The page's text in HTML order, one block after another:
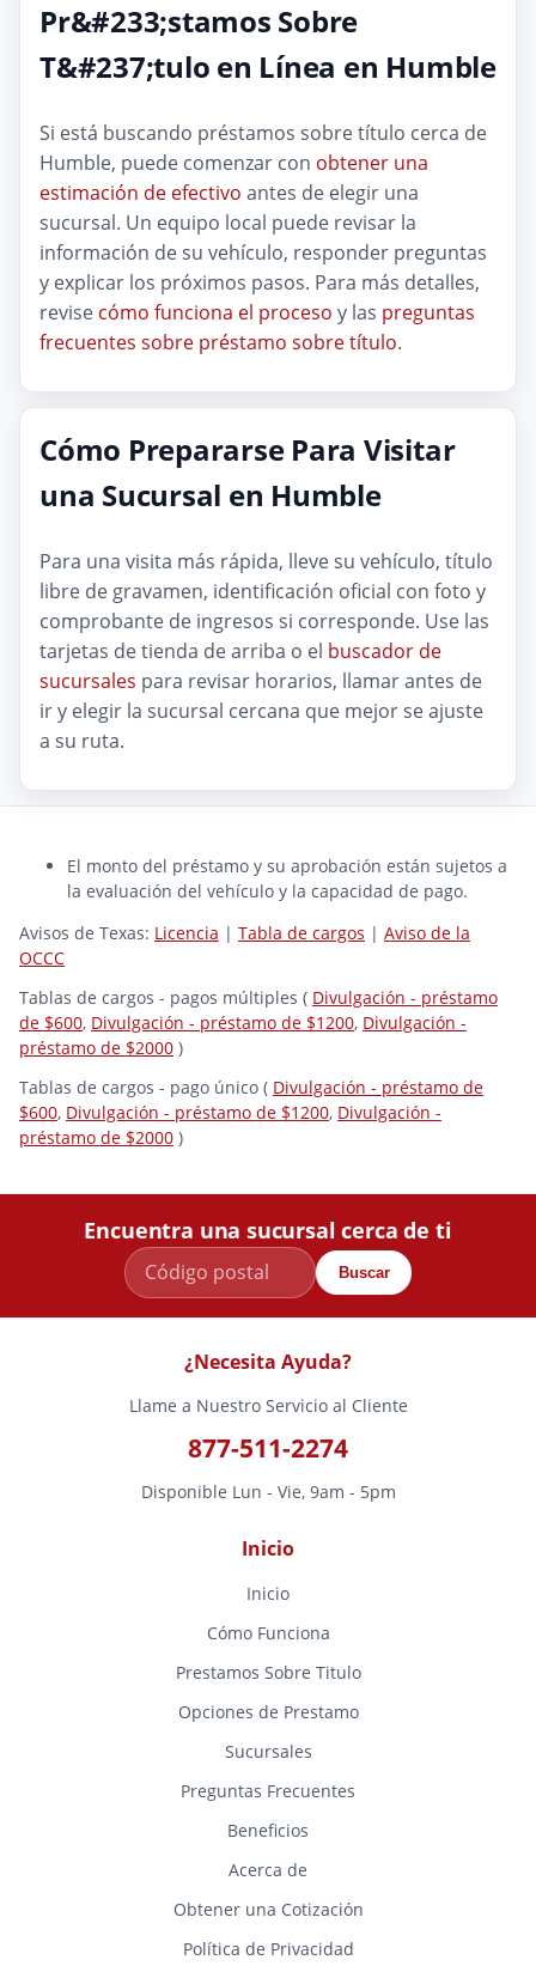
Pr&#233;stamos Sobre
T&#237;tulo en Línea en Humble
Si está buscando préstamos sobre título cerca de
Humble, puede comenzar con obtener una
estimación de efectivo antes de elegir una
sucursal. Un equipo local puede revisar la
información de su vehículo, responder preguntas
y explicar los próximos pasos. Para más detalles,
revise cómo funciona el proceso y las preguntas
frecuentes sobre préstamo sobre título.
Cómo Prepararse Para Visitar
una Sucursal en Humble
Para una visita más rápida, lleve su vehículo, título
libre de gravamen, identificación oficial con foto y
comprobante de ingresos si corresponde. Use las
tarjetas de tienda de arriba o el buscador de
sucursales para revisar horarios, llamar antes de
ir y elegir la sucursal cercana que mejor se ajuste
a su ruta.
El monto del préstamo y su aprobación están sujetos a
la evaluación del vehículo y la capacidad de pago.
Avisos de Texas: Licencia | Tabla de cargos | Aviso de la
OCCC
Tablas de cargos - pagos múltiples ( Divulgación - préstamo
de $600, Divulgación - préstamo de $1200, Divulgación -
préstamo de $2000 )
Tablas de cargos - pago único ( Divulgación - préstamo de
$600, Divulgación - préstamo de $1200, Divulgación -
préstamo de $2000 )
Encuentra una sucursal cerca de ti
Buscar
¿Necesita Ayuda?
Llame a Nuestro Servicio al Cliente
877-511-2274
Disponible Lun - Vie, 9am - 5pm
Inicio
Inicio
Cómo Funciona
Prestamos Sobre Titulo
Opciones de Prestamo
Sucursales
Preguntas Frecuentes
Beneficios
Acerca de
Obtener una Cotización
Política de Privacidad